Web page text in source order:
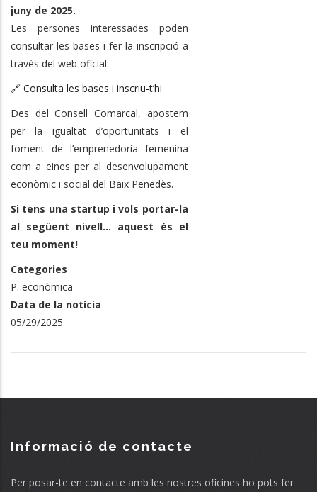
juny de 2025.
Les persones interessades poden
consultar les bases i fer la inscripció a
través del web oficial:
🔗 Consulta les bases i inscriu-t’hi
Des del Consell Comarcal, apostem
per la igualtat d’oportunitats i el
foment de l’emprenedoria femenina
com a eines per al desenvolupament
econòmic i social del Baix Penedès.
Si tens una startup i vols portar-la
al següent nivell... aquest és el
teu moment!
Categories
P. econòmica
Data de la notícia
05/29/2025
Informació de contacte
Per posar-te en contacte amb les nostres oficines ho pots fer